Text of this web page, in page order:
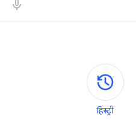
हिस्ट्री